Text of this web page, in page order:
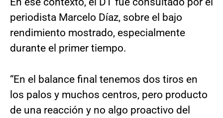
periodista Marcelo Díaz, sobre el bajo
rendimiento mostrado, especialmente
durante el primer tiempo.
“En el balance final tenemos dos tiros en
los palos y muchos centros, pero producto
de una reacción y no algo proactivo del